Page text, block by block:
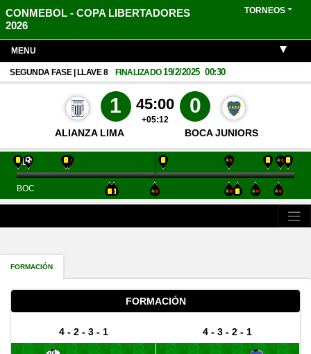
CONMEBOL - COPA LIBERTADORES
2026
TORNEOS
MENU
SEGUNDA FASE | LLAVE 8 FINALIZADO19/2/2025 00:30
ALIANZA LIMA
1 45:00
+05:12
0
BOCA JUNIORS
ALI
BOC
FORMACIÓN
FORMACIÓN
4 - 2 - 3 - 1 4 - 3 - 2 - 1